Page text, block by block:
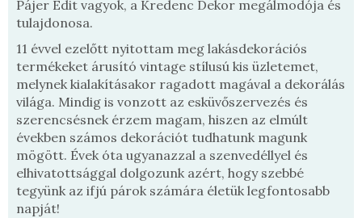
Pájer Edit vagyok, a Kredenc Dekor megálmodója és
tulajdonosa.
11 évvel ezelőtt nyitottam meg lakásdekorációs
termékeket árusító vintage stílusú kis üzletemet,
melynek kialakításakor ragadott magával a dekorálás
világa. Mindig is vonzott az esküvőszervezés és
szerencsésnek érzem magam, hiszen az elmúlt
években számos dekorációt tudhatunk magunk
mögött. Évek óta ugyanazzal a szenvedéllyel és
elhivatottsággal dolgozunk azért, hogy szebbé
tegyünk az ifjú párok számára életük legfontosabb
napját!